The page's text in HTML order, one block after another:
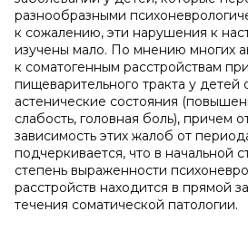
разнообразными
к сожалению, эти нарушения к
изучены мало. По мнению многих
к соматогенным расстройствам
пищеварительного тракта у детей
астенические состояния
слабость, головная боль), причем
зависимость этих жалоб от
подчеркивается, что в начальной
степень выраженности
расстройств находится в прямой
течения соматической патологии.